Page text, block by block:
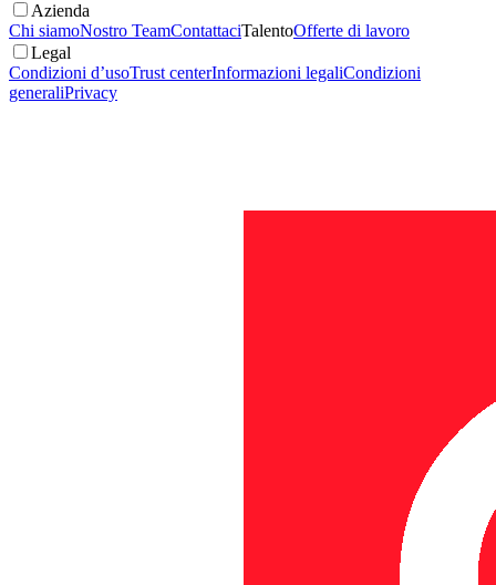
Azienda
Chi siamoNostro TeamContattaciTalentoOfferte di lavoro
Legal
Condizioni d’usoTrust centerInformazioni legaliCondizioni
generaliPrivacy